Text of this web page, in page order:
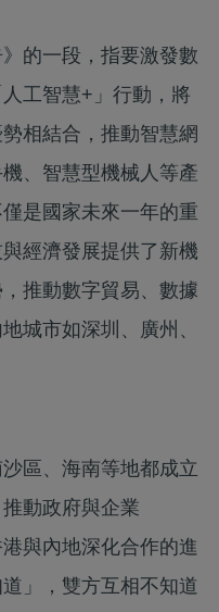
的一段，指要激發數
工智慧+」行動，將
相結合，推動智慧網
、智慧型機械人等產
是國家未來一年的重
經濟發展提供了新機
推動數字貿易、數據
城市如深圳、廣州、
區、海南等地都成立
動政府與企業
與內地深化合作的進
」，雙方互相不知道